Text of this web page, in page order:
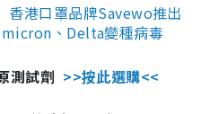
香港口罩品牌Savewo推出
、Delta變種病毒
測試劑 >>按此選購<<